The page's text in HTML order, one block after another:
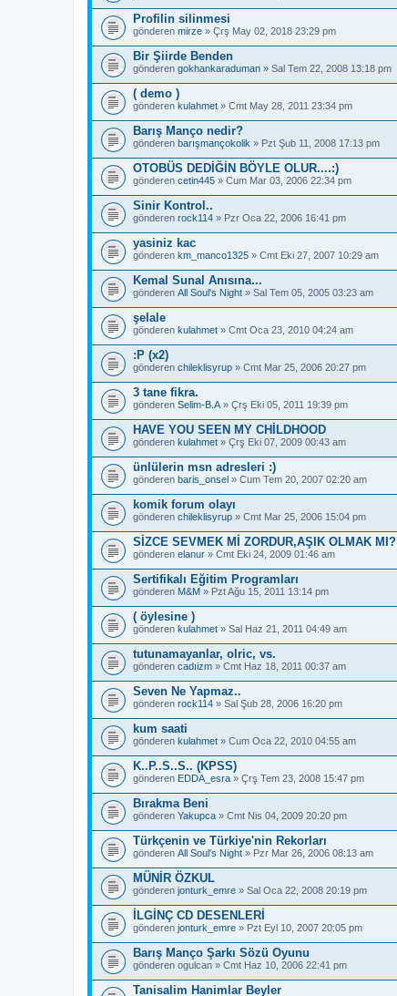
Profilin silinmesi
gönderen mirze » Çrş May 02, 2018 23:29 pm
Bir Şiirde Benden
gönderen gokhankaraduman » Sal Tem 22, 2008 13:18 pm
( demo )
gönderen kulahmet » Cmt May 28, 2011 23:34 pm
Barış Manço nedir?
gönderen barışmançokolik » Pzt Şub 11, 2008 17:13 pm
OTOBÜS DEDİĞİN BÖYLE OLUR....:)
gönderen cetin445 » Cum Mar 03, 2006 22:34 pm
Sinir Kontrol..
gönderen rock114 » Pzr Oca 22, 2006 16:41 pm
yasiniz kac
gönderen km_manco1325 » Cmt Eki 27, 2007 10:29 am
Kemal Sunal Anısına...
gönderen All Soul's Night » Sal Tem 05, 2005 03:23 am
şelale
gönderen kulahmet » Cmt Oca 23, 2010 04:24 am
:P (x2)
gönderen chileklisyrup » Cmt Mar 25, 2006 20:27 pm
3 tane fikra.
gönderen Selim-B.A » Çrş Eki 05, 2011 19:39 pm
HAVE YOU SEEN MY CHİLDHOOD
gönderen kulahmet » Çrş Eki 07, 2009 00:43 am
ünlülerin msn adresleri :)
gönderen baris_onsel » Cum Tem 20, 2007 02:20 am
komik forum olayı
gönderen chileklisyrup » Cmt Mar 25, 2006 15:04 pm
SİZCE SEVMEK Mİ ZORDUR,AŞIK OLMAK MI?
gönderen elanur » Cmt Eki 24, 2009 01:46 am
Sertifikalı Eğitim Programları
gönderen M&M » Pzt Ağu 15, 2011 13:14 pm
( öylesine )
gönderen kulahmet » Sal Haz 21, 2011 04:49 am
tutunamayanlar, olric, vs.
gönderen cadıizm » Cmt Haz 18, 2011 00:37 am
Seven Ne Yapmaz..
gönderen rock114 » Sal Şub 28, 2006 16:20 pm
kum saati
gönderen kulahmet » Cum Oca 22, 2010 04:55 am
K..P..S..S.. (KPSS)
gönderen EDDA_esra » Çrş Tem 23, 2008 15:47 pm
Bırakma Beni
gönderen Yakupca » Cmt Nis 04, 2009 20:20 pm
Türkçenin ve Türkiye'nin Rekorları
gönderen All Soul's Night » Pzr Mar 26, 2006 08:13 am
MÜNİR ÖZKUL
gönderen jonturk_emre » Sal Oca 22, 2008 20:19 pm
İLGİNÇ CD DESENLERİ
gönderen jonturk_emre » Pzt Eyl 10, 2007 20:05 pm
Barış Manço Şarkı Sözü Oyunu
gönderen ogulcan » Cmt Haz 10, 2006 22:41 pm
Tanisalim Hanimlar Beyler